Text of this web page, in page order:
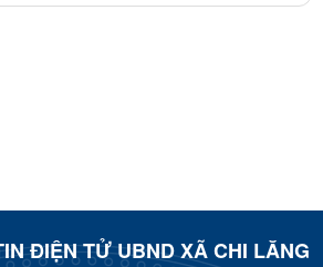
ĐIỆN TỬ UBND XÃ CHI LĂNG